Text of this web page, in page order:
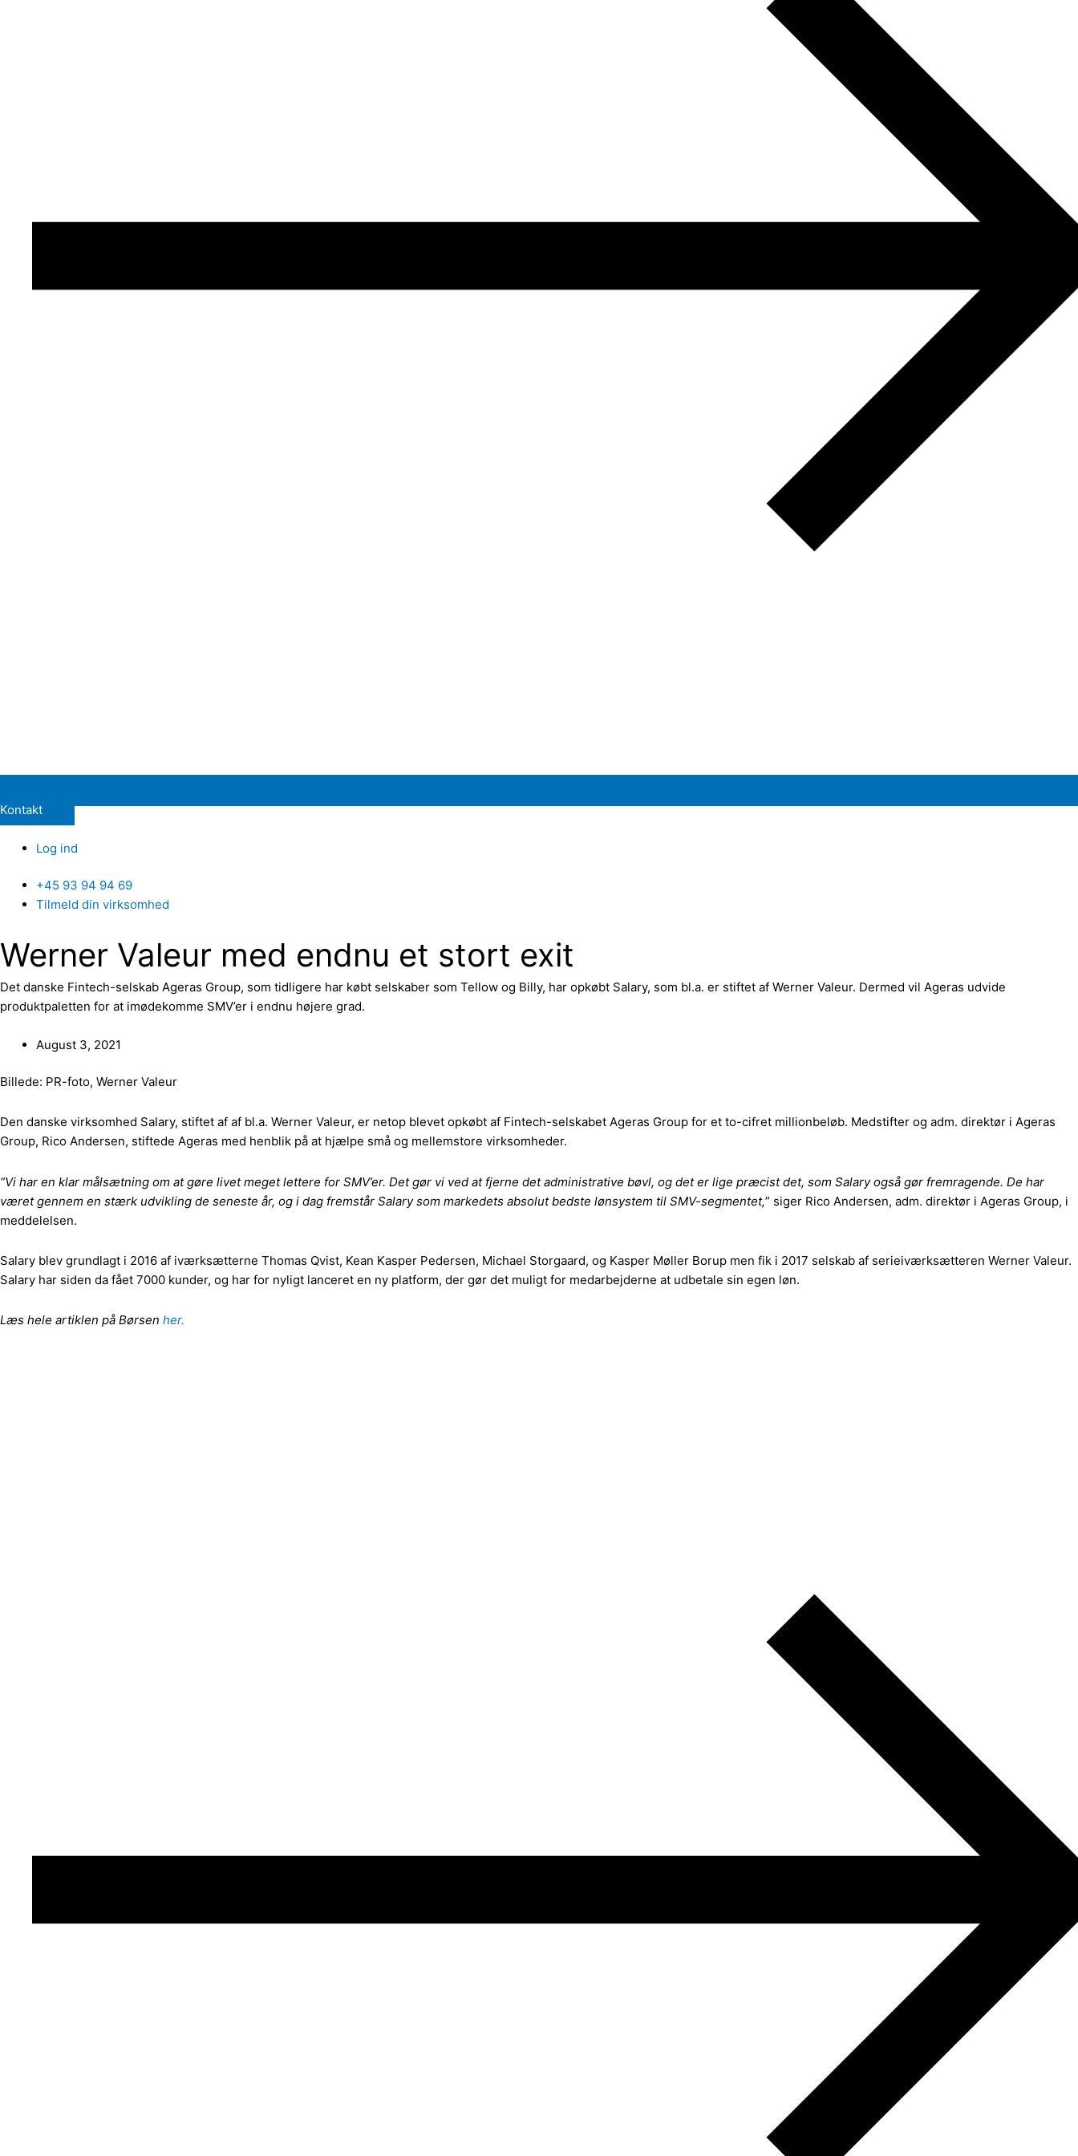
Kontakt
Log ind
+45 93 94 94 69
Tilmeld din virksomhed
Werner Valeur med endnu et stort exit
Det danske Fintech-selskab Ageras Group, som tidligere har købt selskaber som Tellow og Billy, har opkøbt Salary, som bl.a. er stiftet af Werner Valeur. Dermed vil Ageras udvide
produktpaletten for at imødekomme SMV’er i endnu højere grad.
August 3, 2021
Billede: PR-foto, Werner Valeur
Den danske virksomhed Salary, stiftet af af bl.a. Werner Valeur, er netop blevet opkøbt af Fintech-selskabet Ageras Group for et to-cifret millionbeløb. Medstifter og adm. direktør i Ageras
Group, Rico Andersen, stiftede Ageras med henblik på at hjælpe små og mellemstore virksomheder.
“Vi har en klar målsætning om at gøre livet meget lettere for SMV’er. Det gør vi ved at fjerne det administrative bøvl, og det er lige præcist det, som Salary også gør fremragende. De har
været gennem en stærk udvikling de seneste år, og i dag fremstår Salary som markedets absolut bedste lønsystem til SMV-segmentet,” siger Rico Andersen, adm. direktør i Ageras Group, i
meddelelsen.
Salary blev grundlagt i 2016 af iværksætterne Thomas Qvist, Kean Kasper Pedersen, Michael Storgaard, og Kasper Møller Borup men fik i 2017 selskab af serieiværksætteren Werner Valeur.
Salary har siden da fået 7000 kunder, og har for nyligt lanceret en ny platform, der gør det muligt for medarbejderne at udbetale sin egen løn.
Læs hele artiklen på Børsen her.